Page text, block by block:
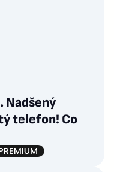
Nadšený
telefon! Co